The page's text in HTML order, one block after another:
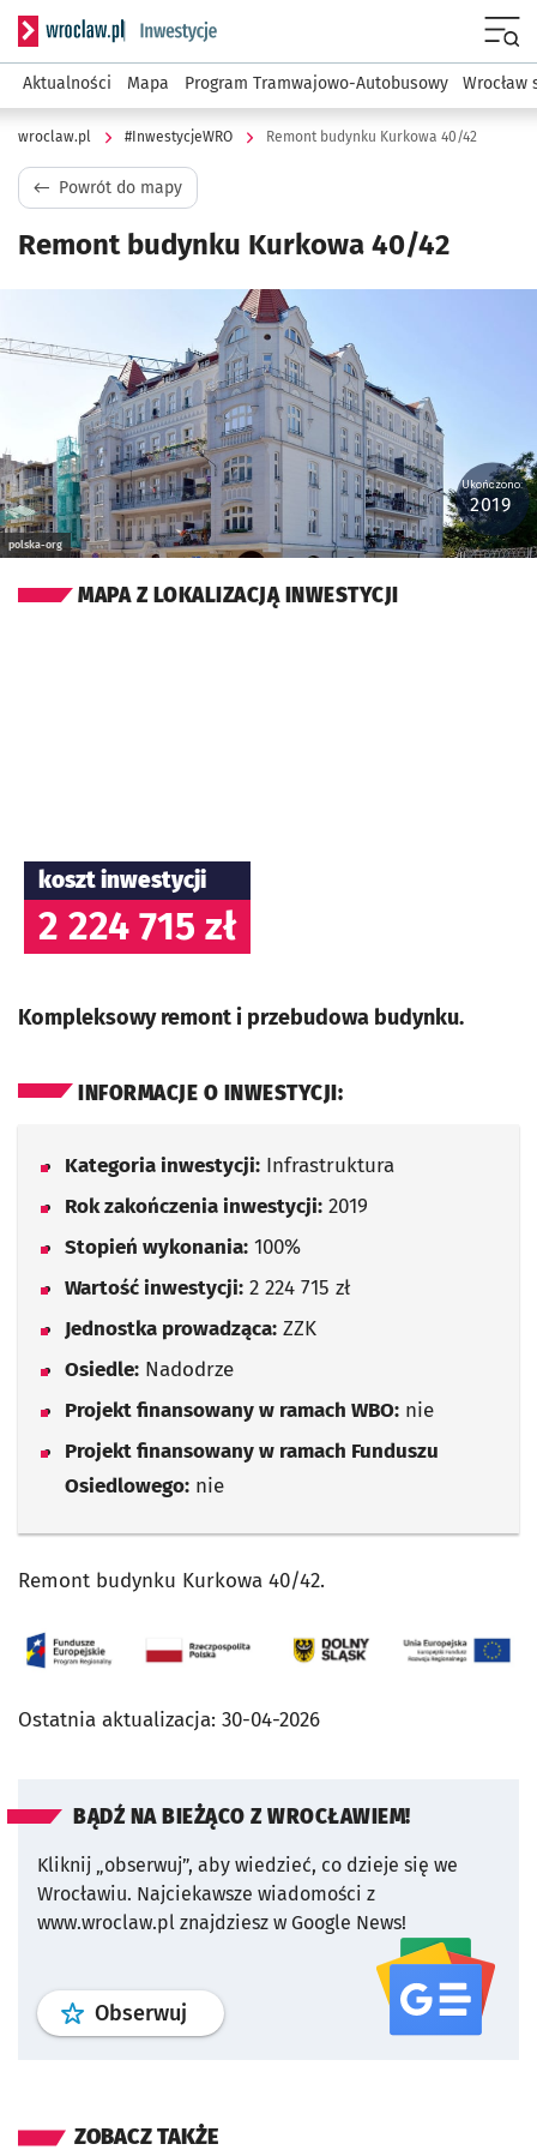
Serwis informacyjny wroclaw.pl podserwis:
Aktualności Mapa Program Tramwajowo-Autobusowy Wrocław
wroclaw.pl #InwestycjeWRO Remont budynku Kurkowa 40/42
Powrót do mapy
Remont budynku Kurkowa 40/42
polska-org
Ukończono:
2019
MAPA Z LOKALIZACJĄ INWESTYCJI
koszt inwestycji
2 224 715 zł
Kompleksowy remont i przebudowa budynku.
INFORMACJE O INWESTYCJI:
Kategoria inwestycji: Infrastruktura
Rok zakończenia inwestycji: 2019
Stopień wykonania: 100%
Wartość inwestycji: 2 224 715 zł
Jednostka prowadząca: ZZK
Osiedle: Nadodrze
Projekt finansowany w ramach WBO: nie
Projekt finansowany w ramach Funduszu
Osiedlowego: nie
Remont budynku Kurkowa 40/42.
Ostatnia aktualizacja: 30-04-2026
BĄDŹ NA BIEŻĄCO Z WROCŁAWIEM!
Kliknij „obserwuj”, aby wiedzieć, co dzieje się we
Wrocławiu. Najciekawsze wiadomości z
www.wroclaw.pl znajdziesz w Google News!
Obserwuj profil serwisu
ZOBACZ TAKŻE